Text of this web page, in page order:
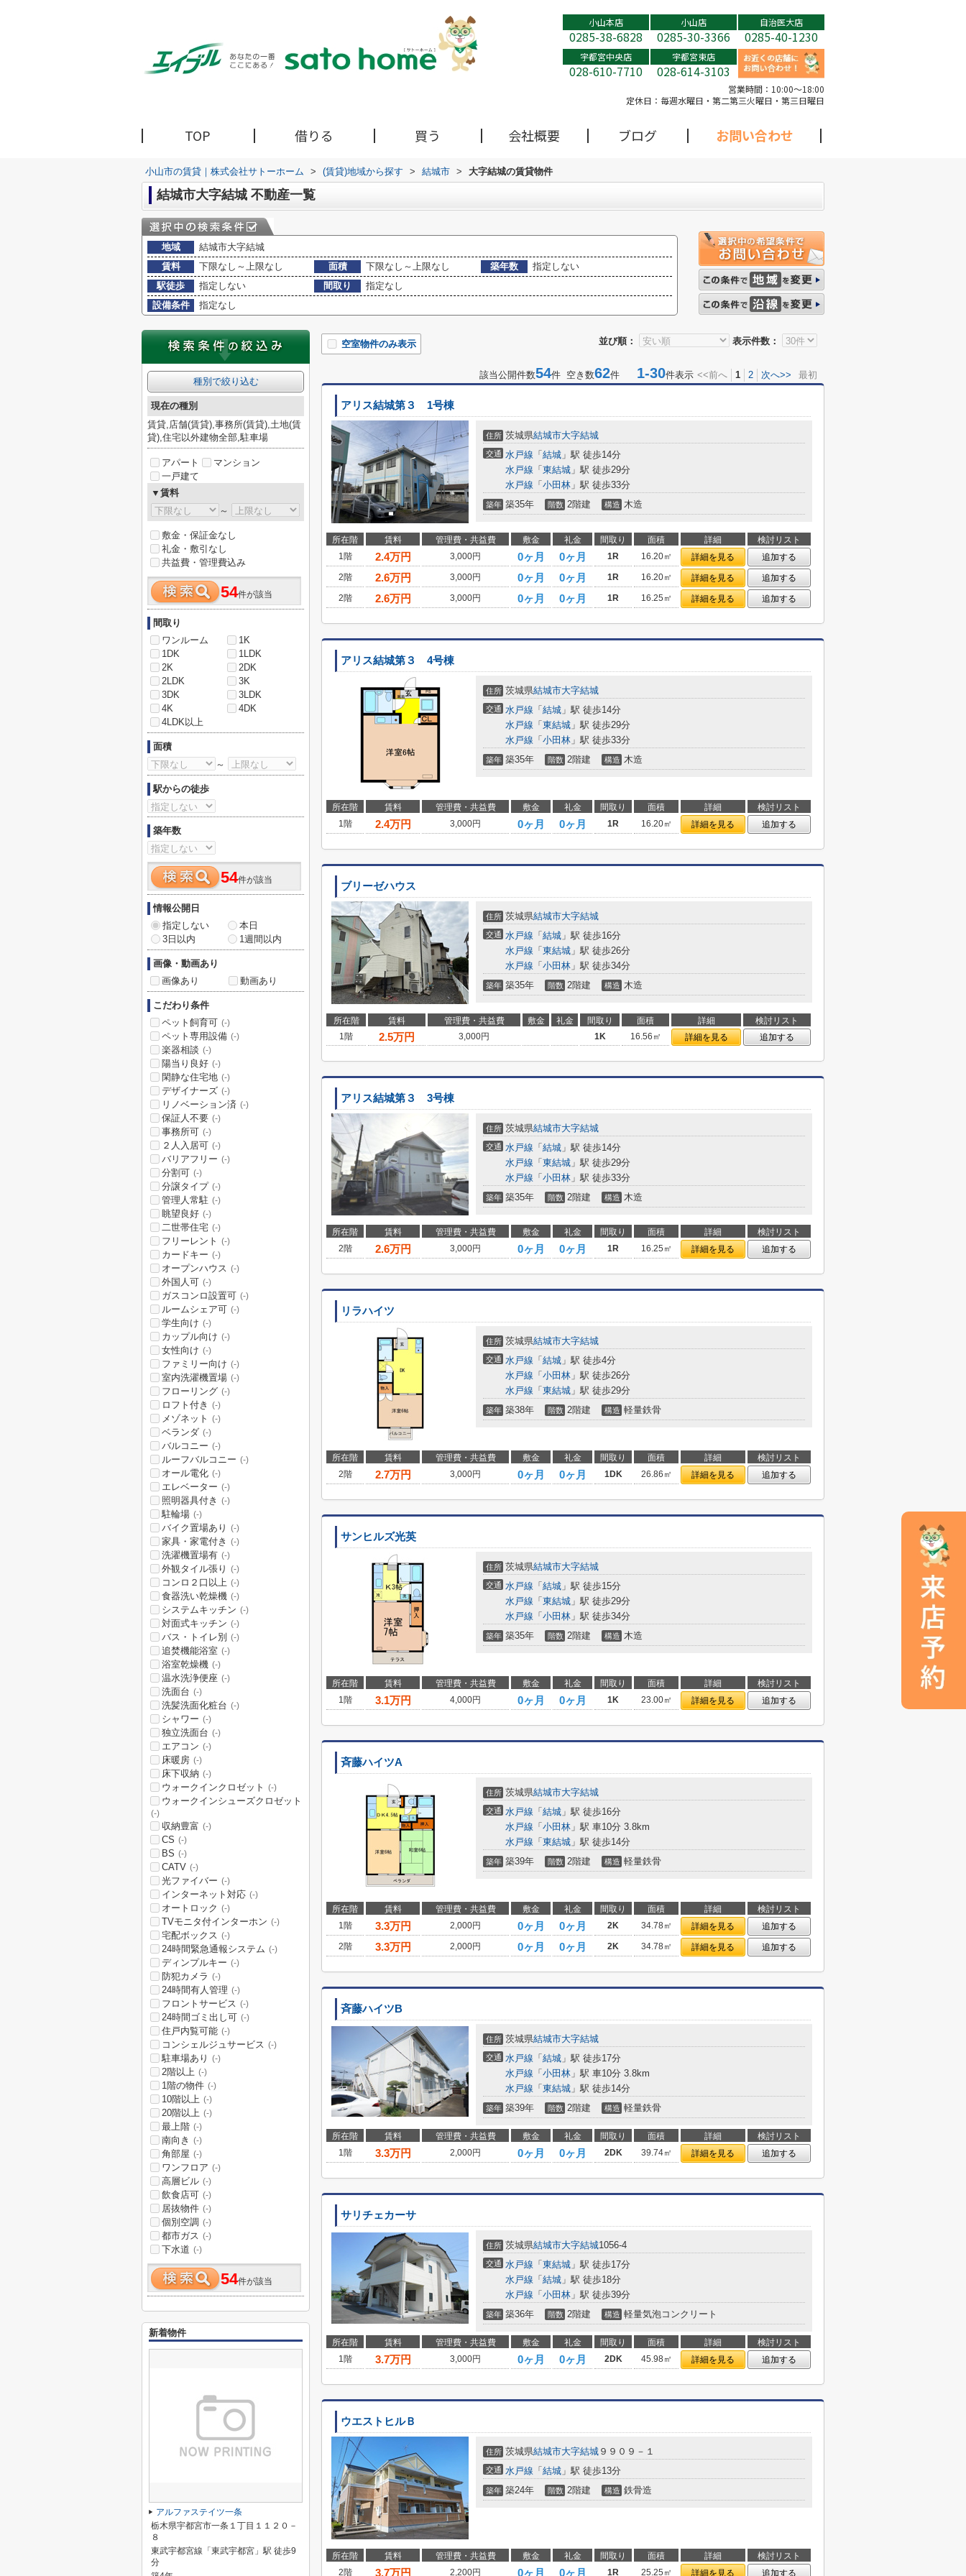
小山本店
0285-38-6828
小山店
0285-30-3366
自治医大店
0285-40-1230
宇都宮中央店
028-610-7710
宇都宮東店
028-614-3103
営業時間： 10:00～18:00
定休日： 毎週水曜日・第二第三火曜日・第三日曜日
TOP 借りる 買う 会社概要 ブログ お問い合わせ
小山市の賃貸｜株式会社サトーホーム > (賃貸)地域から探す > 結城市 > 大字結城の賃貸物件
結城市大字結城 不動産一覧
地域
結城市大字結城
賃料
下限なし～上限なし 面積 下限なし～上限なし 築年数
指定しない
駅徒歩
指定しない 間取り
指定なし
設備条件
指定なし
並び順： 表示件数：
空室物件のみ表示
該当公開件数54件 空き数62件 1-30件表示 <<前へ 1 2 次へ>> 最初
アリス結城第３ 1号棟
住所 茨城県結城市大字結城
交通 水戸線 「 結城 」駅 徒歩14分
水戸線 「 東結城 」駅 徒歩29分
水戸線 「 小田林 」駅 徒歩33分
築年 築35年 階数 2階建 構造 木造
所在階 賃料 管理費・共益費 敷金 礼金 間取り 面積 詳細
検討リスト
1階
2.4万円 3,000円 0ヶ月 0ヶ月 1R 16.20㎡ 詳細を見る
追加する
2階
2.6万円 3,000円 0ヶ月 0ヶ月 1R 16.20㎡ 詳細を見る
追加する
2階
2.6万円 3,000円 0ヶ月 0ヶ月 1R 16.25㎡ 詳細を見る 追加する
アリス結城第３ 4号棟
住所 茨城県結城市大字結城
交通 水戸線 「 結城 」駅 徒歩14分
水戸線 「 東結城 」駅 徒歩29分
水戸線 「 小田林 」駅 徒歩33分
築年 築35年 階数 2階建 構造 木造
所在階 賃料 管理費・共益費 敷金 礼金 間取り 面積 詳細
検討リスト
1階
2.4万円 3,000円 0ヶ月 0ヶ月 1R 16.20㎡ 詳細を見る 追加する
ブリーゼハウス
住所 茨城県結城市大字結城
交通 水戸線 「 結城 」駅 徒歩16分
水戸線 「 東結城 」駅 徒歩26分
水戸線 「 小田林 」駅 徒歩34分
築年 築35年 階数 2階建 構造 木造
所在階 賃料 管理費・共益費 敷金 礼金 間取り 面積 詳細
検討リスト
1階
2.5万円 3,000円 1K 16.56㎡ 詳細を見る 追加する
アリス結城第３ 3号棟
住所 茨城県結城市大字結城
交通 水戸線 「 結城 」駅 徒歩14分
水戸線 「 東結城 」駅 徒歩29分
水戸線 「 小田林 」駅 徒歩33分
築年 築35年 階数 2階建 構造 木造
所在階 賃料 管理費・共益費 敷金 礼金 間取り 面積 詳細
検討リスト
2階
2.6万円 3,000円 0ヶ月 0ヶ月 1R 16.25㎡ 詳細を見る 追加する
リラハイツ
住所 茨城県結城市大字結城
交通 水戸線 「 結城 」駅 徒歩4分
水戸線 「 小田林 」駅 徒歩26分
水戸線 「 東結城 」駅 徒歩29分
築年 築38年 階数 2階建 構造 軽量鉄骨
所在階 賃料 管理費・共益費 敷金 礼金 間取り 面積 詳細
検討リスト
2階
2.7万円 3,000円 0ヶ月 0ヶ月 1DK 26.86㎡ 詳細を見る 追加する
サンヒルズ光英
住所 茨城県結城市大字結城
交通 水戸線 「 結城 」駅 徒歩15分
水戸線 「 東結城 」駅 徒歩29分
水戸線 「 小田林 」駅 徒歩34分
築年 築35年 階数 2階建 構造 木造
所在階 賃料 管理費・共益費 敷金 礼金 間取り 面積 詳細
検討リスト
1階
3.1万円 4,000円 0ヶ月 0ヶ月 1K 23.00㎡ 詳細を見る 追加する
斉藤ハイツA
住所 茨城県結城市大字結城
交通 水戸線 「 結城 」駅 徒歩16分
水戸線 「 小田林 」駅 車10分 3.8km
水戸線 「 東結城 」駅 徒歩14分
築年 築39年 階数 2階建 構造 軽量鉄骨
所在階 賃料 管理費・共益費 敷金 礼金 間取り 面積 詳細
検討リスト
1階
3.3万円 2,000円 0ヶ月 0ヶ月 2K 34.78㎡ 詳細を見る
追加する
2階
3.3万円 2,000円 0ヶ月 0ヶ月 2K 34.78㎡ 詳細を見る 追加する
斉藤ハイツB
住所 茨城県結城市大字結城
交通 水戸線 「 結城 」駅 徒歩17分
水戸線 「 小田林 」駅 車10分 3.8km
水戸線 「 東結城 」駅 徒歩14分
築年 築39年 階数 2階建 構造 軽量鉄骨
所在階 賃料 管理費・共益費 敷金 礼金 間取り 面積 詳細
検討リスト
1階
3.3万円 2,000円 0ヶ月 0ヶ月 2DK 39.74㎡ 詳細を見る 追加する
サリチェカーサ
住所 茨城県結城市大字結城1056-4
交通 水戸線 「 東結城 」駅 徒歩17分
水戸線 「 結城 」駅 徒歩18分
水戸線 「 小田林 」駅 徒歩39分
築年 築36年 階数 2階建 構造 軽量気泡コンクリート
所在階 賃料 管理費・共益費 敷金 礼金 間取り 面積 詳細
検討リスト
1階
3.7万円 3,000円 0ヶ月 0ヶ月 2DK 45.98㎡ 詳細を見る 追加する
ウエストヒルＢ
住所 茨城県結城市大字結城 ９９０９－１
交通 水戸線 「 結城 」駅 徒歩13分
築年 築24年 階数 2階建 構造 鉄骨造
所在階 賃料 管理費・共益費 敷金 礼金 間取り 面積 詳細
検討リスト
2階
3.7万円 2,200円 0ヶ月 0ヶ月 1R 25.25㎡ 詳細を見る 追加する
種別で絞り込む
現在の種別
賃貸,店舗(賃貸),事務所(賃貸),土地(賃
貸),住宅以外建物全部,駐車場
アパート
マンション
一戸建て
▼賃料
～
敷金・保証金なし
礼金・敷引なし
共益費・管理費込み
54件が該当
間取り
ワンルーム
1K
1DK
1LDK
2K
2DK
2LDK
3K
3DK
3LDK
4K
4DK
4LDK以上
面積
～
駅からの徒歩
築年数
54件が該当
情報公開日
指定しない
本日
3日以内
1週間以内
画像・動画あり
画像あり
動画あり
こだわり条件
ペット飼育可 (-)
ペット専用設備 (-)
楽器相談 (-)
陽当り良好 (-)
閑静な住宅地 (-)
デザイナーズ (-)
リノベーション済 (-)
保証人不要 (-)
事務所可 (-)
２人入居可 (-)
バリアフリー (-)
分割可 (-)
分譲タイプ (-)
管理人常駐 (-)
眺望良好 (-)
二世帯住宅 (-)
フリーレント (-)
カードキー (-)
オープンハウス (-)
外国人可 (-)
ガスコンロ設置可 (-)
ルームシェア可 (-)
学生向け (-)
カップル向け (-)
女性向け (-)
ファミリー向け (-)
室内洗濯機置場 (-)
フローリング (-)
ロフト付き (-)
メゾネット (-)
ベランダ (-)
バルコニー (-)
ルーフバルコニー (-)
オール電化 (-)
エレベーター (-)
照明器具付き (-)
駐輪場 (-)
バイク置場あり (-)
家具・家電付き (-)
洗濯機置場有 (-)
外観タイル張り (-)
コンロ２口以上 (-)
食器洗い乾燥機 (-)
システムキッチン (-)
対面式キッチン (-)
バス・トイレ別 (-)
追焚機能浴室 (-)
浴室乾燥機 (-)
温水洗浄便座 (-)
洗面台 (-)
洗髪洗面化粧台 (-)
シャワー (-)
独立洗面台 (-)
エアコン (-)
床暖房 (-)
床下収納 (-)
ウォークインクロゼット (-)
ウォークインシューズクロゼット
(-)
収納豊富 (-)
CS (-)
BS (-)
CATV (-)
光ファイバー (-)
インターネット対応 (-)
オートロック (-)
TVモニタ付インターホン (-)
宅配ボックス (-)
24時間緊急通報システム (-)
ディンプルキー (-)
防犯カメラ (-)
24時間有人管理 (-)
フロントサービス (-)
24時間ゴミ出し可 (-)
住戸内覧可能 (-)
コンシェルジュサービス (-)
駐車場あり (-)
2階以上 (-)
1階の物件 (-)
10階以上 (-)
20階以上 (-)
最上階 (-)
南向き (-)
角部屋 (-)
ワンフロア (-)
高層ビル (-)
飲食店可 (-)
居抜物件 (-)
個別空調 (-)
都市ガス (-)
下水道 (-)
54件が該当
新着物件
アルファステイツ一条
栃木県宇都宮市一条１丁目１１２０－
８
東武宇都宮線「東武宇都宮」駅 徒歩9
分